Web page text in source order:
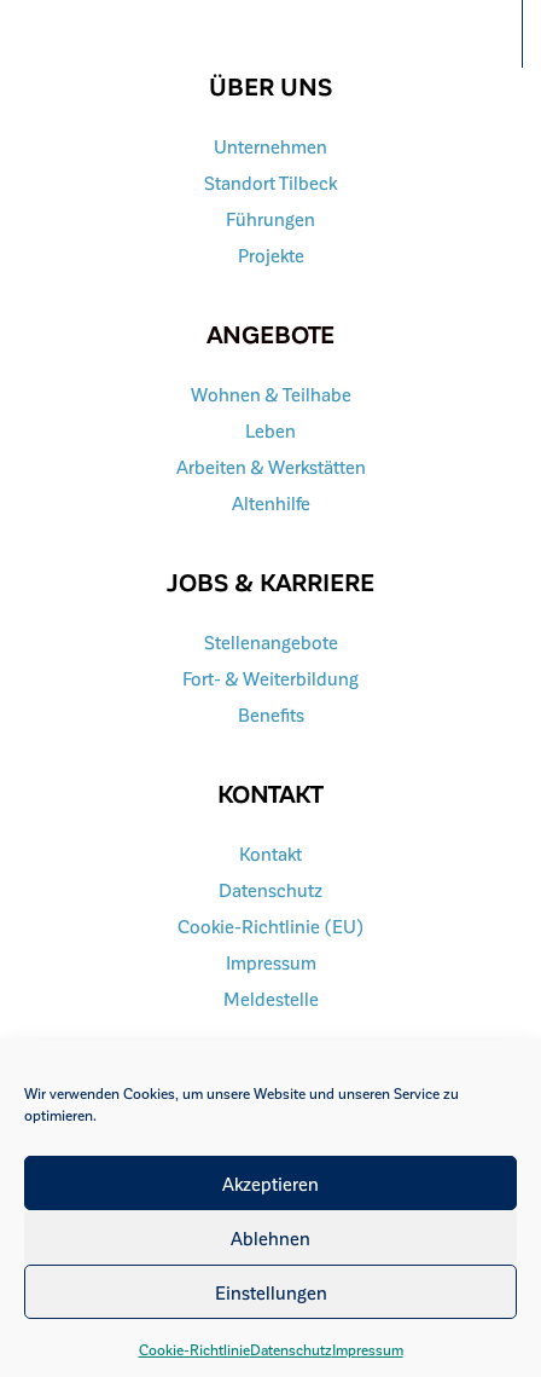
Wir verwenden Cookies, um unsere Website und unseren Service zu
optimieren.
Akzeptieren
Ablehnen
Einstellungen
Cookie-RichtlinieDatenschutzImpressum
ÜBER UNS
Unternehmen
Standort Tilbeck
Führungen
Projekte
ANGEBOTE
Wohnen & Teilhabe
Leben
Arbeiten & Werkstätten
Altenhilfe
JOBS & KARRIERE
Stellenangebote
Fort- & Weiterbildung
Benefits
KONTAKT
Kontakt
Datenschutz
Cookie-Richtlinie (EU)
Impressum
Meldestelle
YOUTUBE